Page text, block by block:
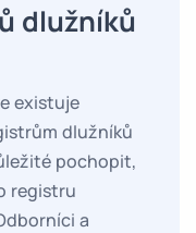
dlužníků
existuje
dlužníků
pochopit,
registru
a